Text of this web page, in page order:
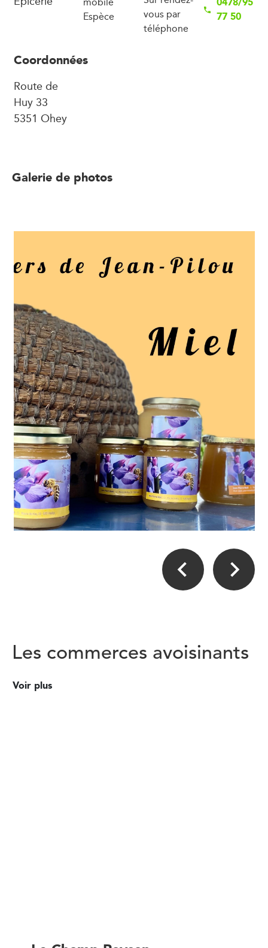
Espèce
vous par
téléphone
77 50
Coordonnées
Route de
Huy 33
5351 Ohey
Galerie de photos
Les commerces avoisinants
Voir plus